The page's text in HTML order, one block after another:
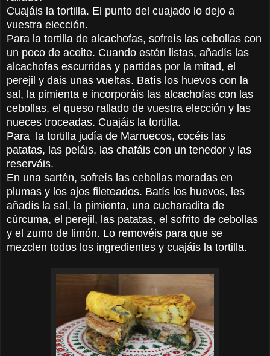
Cuajáis la tortilla. El punto del cuajado lo dejo a
vuestra elección.
Para la tortilla de alcachofas, sofreís las cebollas con
un poco de aceite. Cuando estén listas, añadís las
alcachofas escurridas y partidas por la mitad, el
perejil y dais unas vueltas. Batís los huevos con la
sal, la pimienta e incorporáis las alcachofas con las
cebollas, el queso rallado de vuestra elección y las
nueces troceadas. Cuajáis la tortilla.
Para la tortilla judía de Marruecos, cocéis las
patatas, las peláis, las chafáis con un tenedor y las
reserváis.
En una sartén, sofreís las cebollas moradas en
plumas y los ajos fileteados. Batís los huevos, les
añadís la sal, la pimienta, una cucharadita de
cúrcuma, el perejil, las patatas, el sofrito de cebollas
y el zumo de limón. Lo removéis para que se
mezclen todos los ingredientes y cuajáis la tortilla.